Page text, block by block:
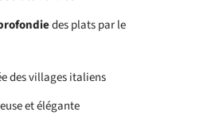
des plats par le
des villages italiens
et élégante